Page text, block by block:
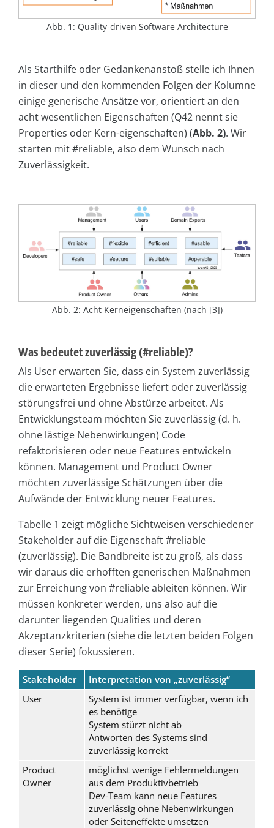
Abb. 1: Quality-driven Software Architecture
Als Starthilfe oder Gedankenanstoß stelle ich Ihnen
in dieser und den kommenden Folgen der Kolumne
einige generische Ansätze vor, orientiert an den
acht wesentlichen Eigenschaften (Q42 nennt sie
Properties oder Kern-eigenschaften) (Abb. 2). Wir
starten mit #reliable, also dem Wunsch nach
Zuverlässigkeit.
Abb. 2: Acht Kerneigenschaften (nach [3])
Was bedeutet zuverlässig (#reliable)?
Als User erwarten Sie, dass ein System zuverlässig
die erwarteten Ergebnisse liefert oder zuverlässig
störungsfrei und ohne Abstürze arbeitet. Als
Entwicklungsteam möchten Sie zuverlässig (d. h.
ohne lästige Nebenwirkungen) Code
refaktorisieren oder neue Features entwickeln
können. Management und Product Owner
möchten zuverlässige Schätzungen über die
Aufwände der Entwicklung neuer Features.
Tabelle 1 zeigt mögliche Sichtweisen verschiedener
Stakeholder auf die Eigenschaft #reliable
(zuverlässig). Die Bandbreite ist zu groß, als dass
wir daraus die erhofften generischen Maßnahmen
zur Erreichung von #reliable ableiten können. Wir
müssen konkreter werden, uns also auf die
darunter liegenden Qualities und deren
Akzeptanzkriterien (siehe die letzten beiden Folgen
dieser Serie) fokussieren.
Stakeholder
Interpretation von „zuverlässig“
User
System ist immer verfügbar, wenn ich
es benötige
System stürzt nicht ab
Antworten des Systems sind
zuverlässig korrekt
Product
Owner
möglichst wenige Fehlermeldungen
aus dem Produktivbetrieb
Dev-Team kann neue Features
zuverlässig ohne Nebenwirkungen
oder Seiteneffekte umsetzen